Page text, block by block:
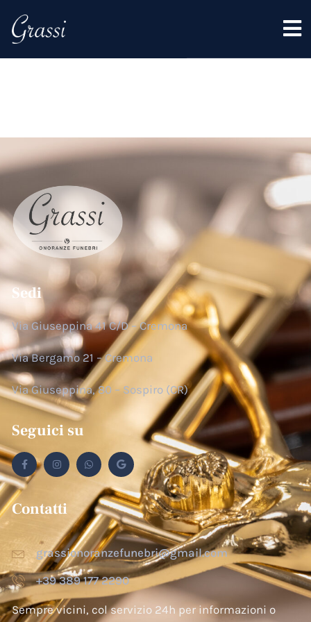
Levata
Sedi
Via Giuseppina 41 C/D – Cremona
Via Bergamo 21 – Cremona
Via Giuseppina, 80 – Sospiro (CR)
Seguici su
Contatti
grassionoranzefunebri@gmail.com
+39 389 177 2290
Sempre vicini, col servizio 24h per informazioni o